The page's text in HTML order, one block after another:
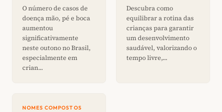
O número de casos de
doença mão, pé e boca
aumentou
significativamente
neste outono no Brasil,
especialmente em
crian...
Descubra como
equilibrar a rotina das
crianças para garantir
um desenvolvimento
saudável, valorizando o
tempo livre,...
NOMES COMPOSTOS